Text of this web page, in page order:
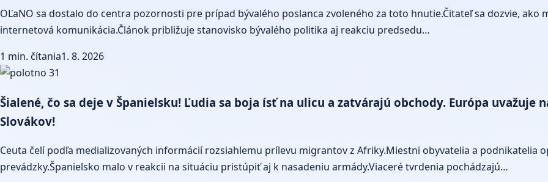
OĽaNO sa dostalo do centra pozornosti pre prípad bývalého poslanca zvoleného za toto hnutie.Čitateľ sa dozvie,
internetová komunikácia.Článok približuje stanovisko bývalého politika aj reakciu predsedu…
1 min. čítania1. 8. 2026
Šialené, čo sa deje v Španielsku! Ľudia sa boja ísť na ulicu a zatvárajú obchody. Európa
Slovákov!
Ceuta čelí podľa medializovaných informácií rozsiahlemu prílevu migrantov z Afriky.Miestni obyvatelia a podnikatelia
prevádzky.Španielsko malo v reakcii na situáciu pristúpiť aj k nasadeniu armády.Viaceré tvrdenia pochádzajú…